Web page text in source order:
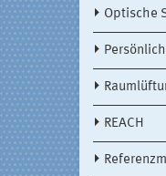
Optische
REACH